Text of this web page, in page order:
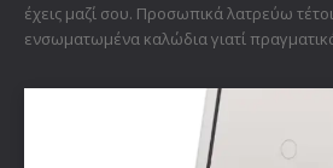
έχεις μαζί σου. Προσωπικά λατρεύω
ενσωματωμένα καλώδια γιατί